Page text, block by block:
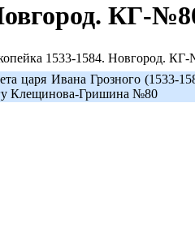
КГ-
царя Ивана Грозного
Клещинова-Гришина №80